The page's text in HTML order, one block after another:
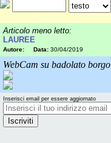
Articolo meno letto:
LAUREE
Autore: Data: 30/04/2019
WebCam su badolato borgo
Inserisci email per essere aggiornato